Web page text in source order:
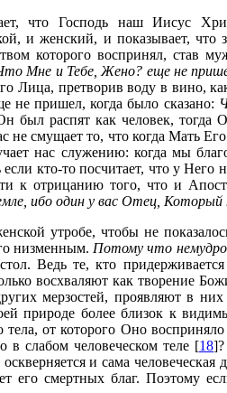
что Господь наш Иисус
и женский, и показывает, что
которого воспринял, став
Мне и Тебе, Жено? еще не
Лица, претворив воду в вино,
не пришел, когда было сказано:
был распят как человек, тогда
не смущает то, что когда Мать
нас служению: когда мы
кто-то посчитает, что у Него
к отрицанию того, что и
ибо один у вас Отец, Который
утробе, чтобы не
низменным. Потому что
Ведь те, кто
восхваляют как творение
мерзостей, проявляют в них
природе более близок к
от которого Оно
в слабом человеческом теле [18
и сама
его смертных благ. Поэтому